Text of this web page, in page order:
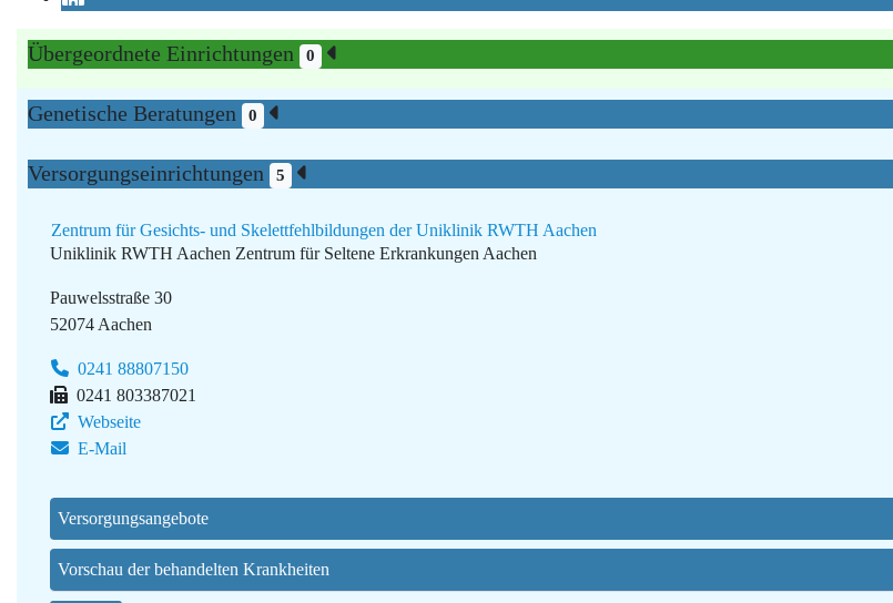
Übergeordnete Einrichtungen 0
Genetische Beratungen 0
Versorgungseinrichtungen 5
Zentrum für Gesichts- und Skelettfehlbildungen der Uniklinik RWTH Aachen
Uniklinik RWTH Aachen Zentrum für Seltene Erkrankungen Aachen
Pauwelsstraße 30
52074 Aachen
0241 88807150
0241 803387021
Webseite
E-Mail
Versorgungsangebote
Vorschau der behandelten Krankheiten